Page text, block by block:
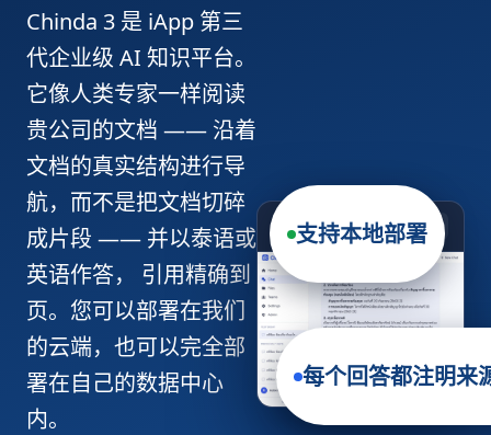
Chinda 3 是 iApp 第三
代企业级 AI 知识平台。
它像人类专家一样阅读
贵公司的文档 —— 沿着
文档的真实结构进行导
航，而不是把文档切碎
成片段 —— 并以泰语或
英语作答， 引用精确到
页。您可以部署在我们
的云端，也可以完全部
署在自己的数据中心
内。
支持本地部署
chinda3.iapp.co.th
每个回答都注明